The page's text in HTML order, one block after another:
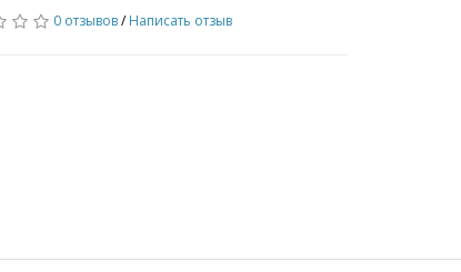
0 отзывов/Написать отзыв